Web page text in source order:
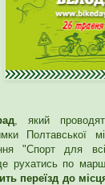
, який
Полтавської
"Спорт для
рухатись по
переїзд до